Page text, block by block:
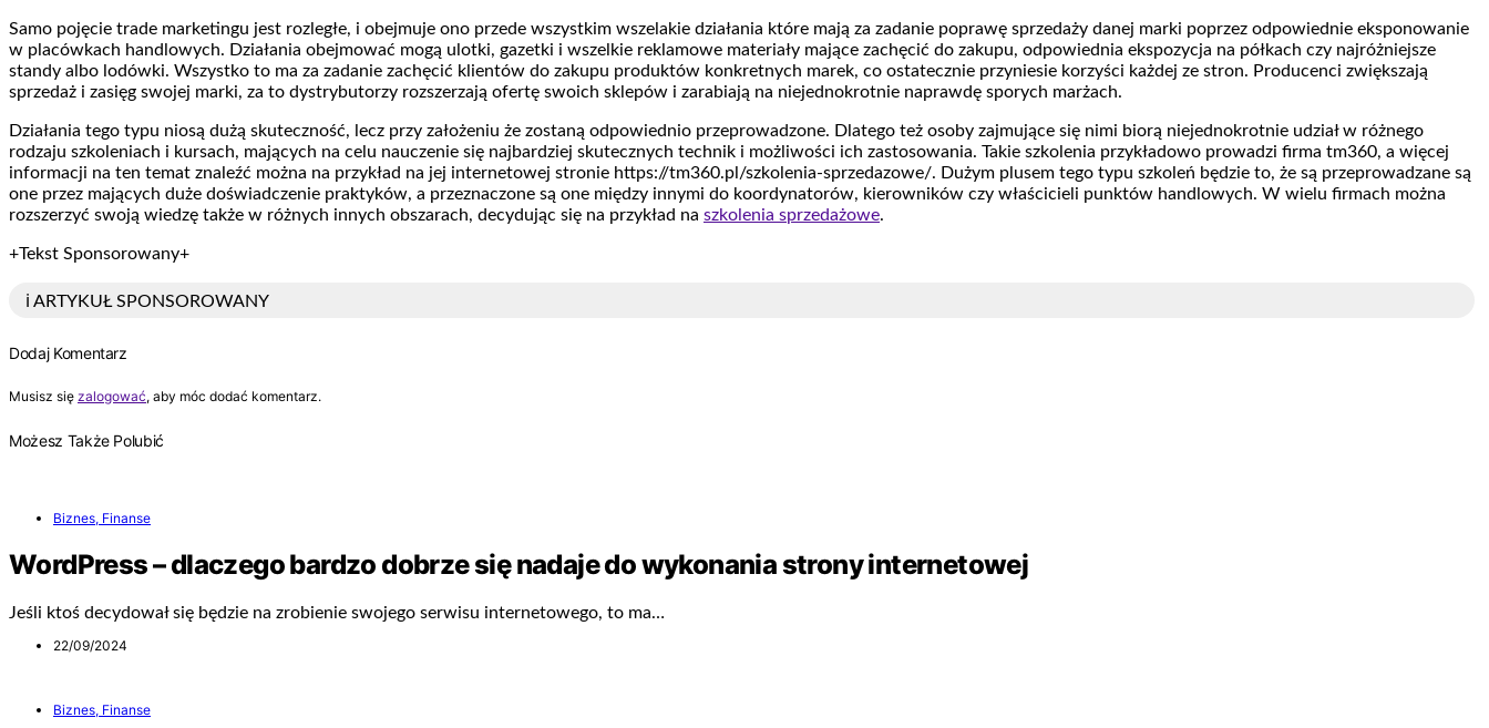
Samo pojęcie trade marketingu jest rozległe, i obejmuje ono przede wszystkim wszelakie działania które mają za zadanie poprawę sprzedaży danej marki poprzez odpowiednie eksponowanie
w placówkach handlowych. Działania obejmować mogą ulotki, gazetki i wszelkie reklamowe materiały mające zachęcić do zakupu, odpowiednia ekspozycja na półkach czy najróżniejsze
standy albo lodówki. Wszystko to ma za zadanie zachęcić klientów do zakupu produktów konkretnych marek, co ostatecznie przyniesie korzyści każdej ze stron. Producenci zwiększają
sprzedaż i zasięg swojej marki, za to dystrybutorzy rozszerzają ofertę swoich sklepów i zarabiają na niejednokrotnie naprawdę sporych marżach.
Działania tego typu niosą dużą skuteczność, lecz przy założeniu że zostaną odpowiednio przeprowadzone. Dlatego też osoby zajmujące się nimi biorą niejednokrotnie udział w różnego
rodzaju szkoleniach i kursach, mających na celu nauczenie się najbardziej skutecznych technik i możliwości ich zastosowania. Takie szkolenia przykładowo prowadzi firma tm360, a więcej
informacji na ten temat znaleźć można na przykład na jej internetowej stronie https://tm360.pl/szkolenia-sprzedazowe/. Dużym plusem tego typu szkoleń będzie to, że są przeprowadzane są
one przez mających duże doświadczenie praktyków, a przeznaczone są one między innymi do koordynatorów, kierowników czy właścicieli punktów handlowych. W wielu firmach można
rozszerzyć swoją wiedzę także w różnych innych obszarach, decydując się na przykład na szkolenia sprzedażowe.
+Tekst Sponsorowany+
ℹ️ ARTYKUŁ SPONSOROWANY
Dodaj Komentarz
Musisz się zalogować, aby móc dodać komentarz.
Możesz Także Polubić
Biznes, Finanse
WordPress – dlaczego bardzo dobrze się nadaje do wykonania strony internetowej
Jeśli ktoś decydował się będzie na zrobienie swojego serwisu internetowego, to ma…
22/09/2024
Biznes, Finanse